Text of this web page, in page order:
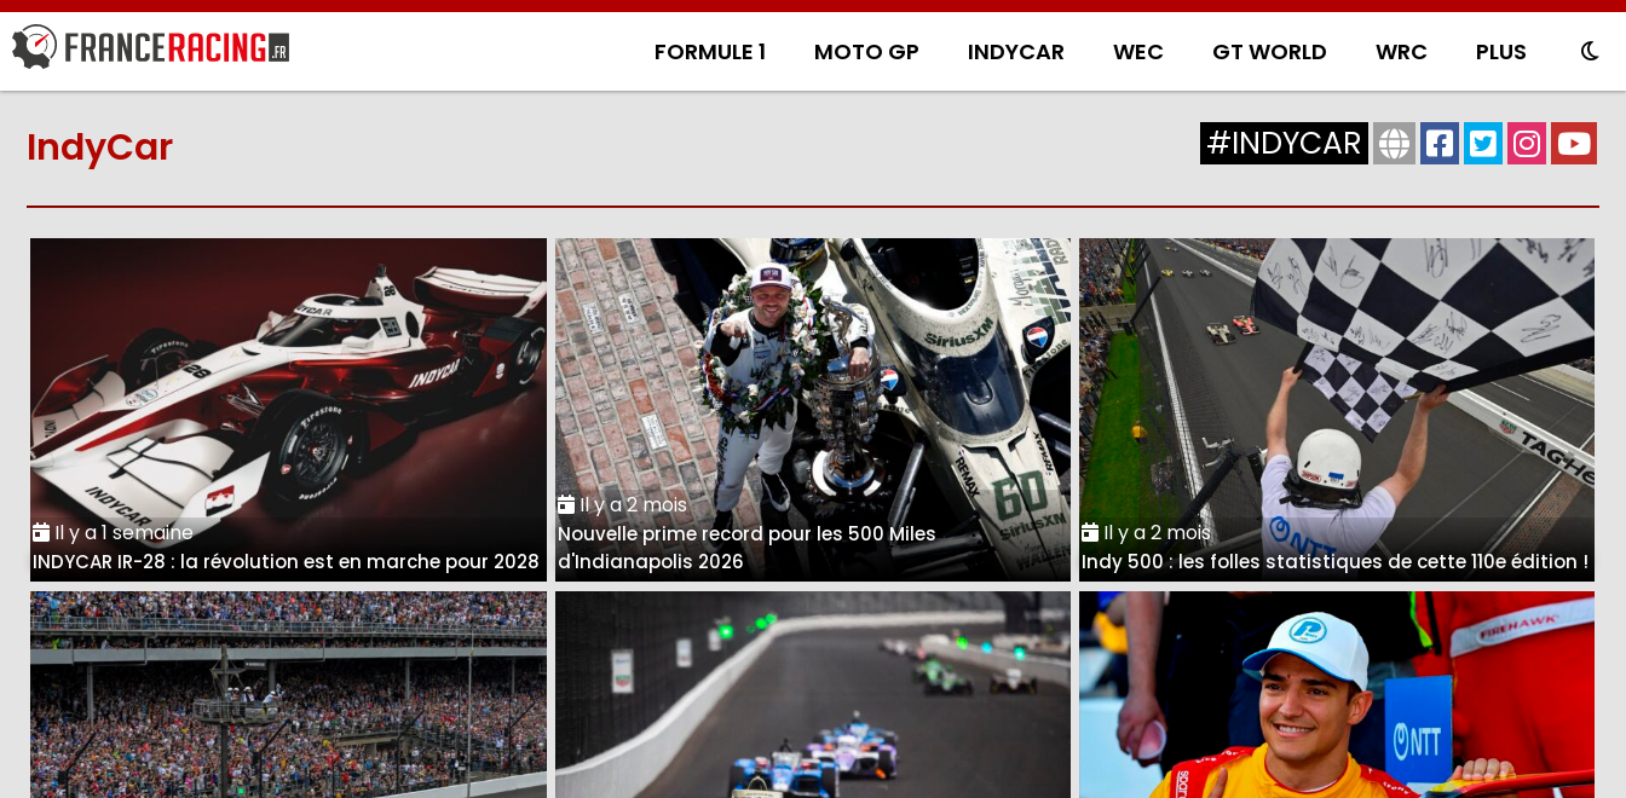
FORMULE 1 MOTO GP INDYCAR WEC GT WORLD WRC PLUS
#INDYCAR
IndyCar
Il y a 1 semaine
INDYCAR IR-28 : la révolution est en marche pour 2028
Il y a 2 mois
Nouvelle prime record pour les 500 Miles
d'Indianapolis 2026
Il y a 2 mois
Indy 500 : les folles statistiques de cette 110e édition !